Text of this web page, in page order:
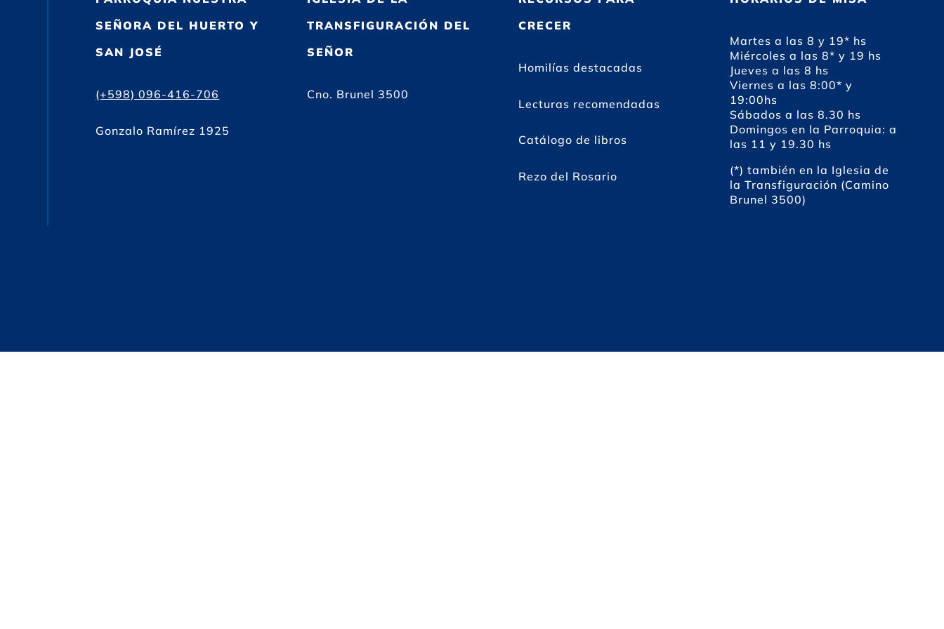
SEÑORA DEL HUERTO Y
SAN JOSÉ
(+598) 096-416-706
Gonzalo Ramírez 1925
TRANSFIGURACIÓN DEL
SEÑOR
Cno. Brunel 3500
CRECER
Homilías destacadas
Lecturas recomendadas
Catálogo de libros
Rezo del Rosario
Martes a las 8 y 19* hs
Miércoles a las 8* y 19 hs
Jueves a las 8 hs
Viernes a las 8:00* y
19:00hs
Sábados a las 8.30 hs
Domingos en la Parroquia: a
las 11 y 19.30 hs
(*) también en la Iglesia de
la Transfiguración (Camino
Brunel 3500)